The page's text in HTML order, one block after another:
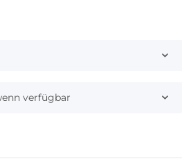
verfügbar